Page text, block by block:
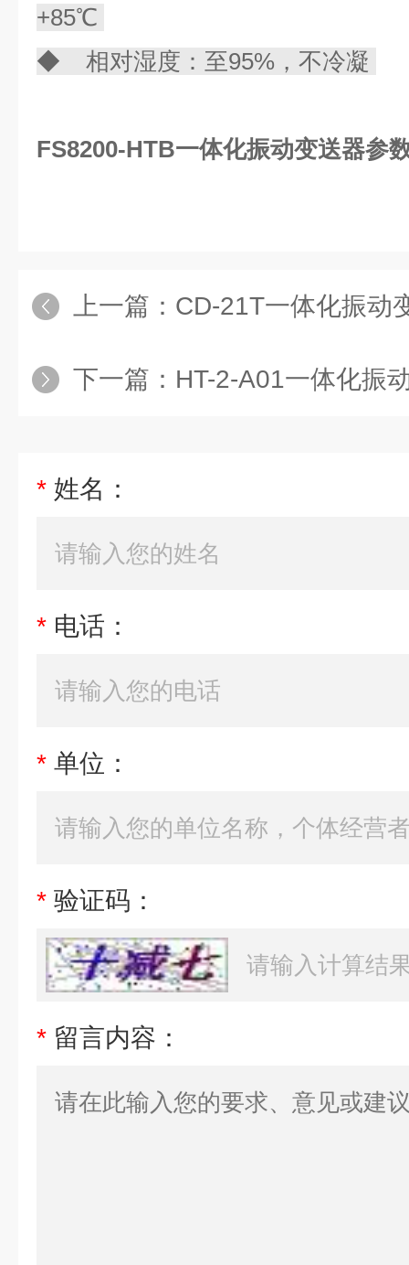
+85℃
◆ 相对湿度：至95%，不冷凝
FS8200-HTB一体化振动变送器参
上一篇： CD-21T一体化振动
下一篇： HT-2-A01一体化振
* 姓名：
* 电话：
* 单位：
* 验证码：
* 留言内容：